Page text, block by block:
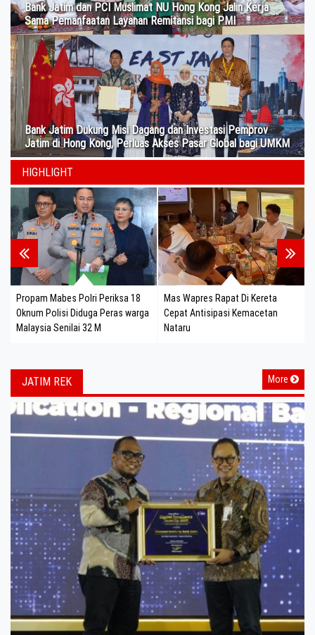
Bank Jatim dan PCI Muslimat NU Hong Kong Jalin Kerja
Sama Pemanfaatan Layanan Remitansi bagi PMI
Bank Jatim Dukung Misi Dagang dan Investasi Pemprov
Jatim di Hong Kong, Perluas Akses Pasar Global bagi UMKM
HIGHLIGHT
Propam Mabes Polri Periksa 18
Oknum Polisi Diduga Peras warga
Malaysia Senilai 32 M
Mas Wapres Rapat Di Kereta
Cepat Antisipasi Kemacetan
Nataru
JATIM REK More